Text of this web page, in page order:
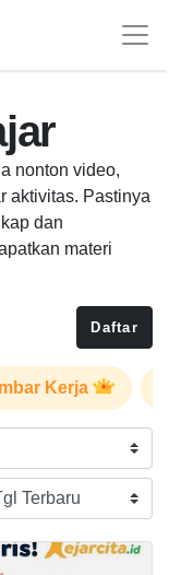
nonton video,
aktivitas. Pastinya
dan
materi
Daftar
Kerja